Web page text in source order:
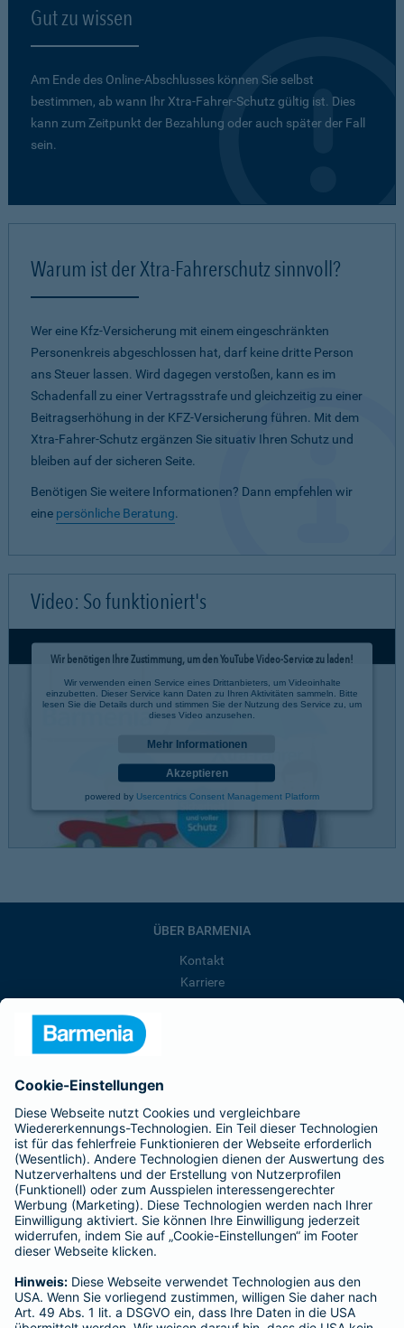
Gut zu wissen
Am Ende des Online-Abschlusses können Sie selbst
bestimmen, ab wann Ihr Xtra-Fahrer-Schutz gültig ist. Dies
kann zum Zeitpunkt der Bezahlung oder auch später der Fall
sein.
Warum ist der Xtra-Fahrerschutz sinnvoll?
Wer eine Kfz-Versicherung mit einem eingeschränkten
Personenkreis abgeschlossen hat, darf keine dritte Person
ans Steuer lassen. Wird dagegen verstoßen, kann es im
Schadenfall zu einer Vertragsstrafe und gleichzeitig zu einer
Beitragserhöhung in der KFZ-Versicherung führen. Mit dem
Xtra-Fahrer-Schutz ergänzen Sie situativ Ihren Schutz und
bleiben auf der sicheren Seite.
Benötigen Sie weitere Informationen? Dann empfehlen wir
eine persönliche Beratung.
Video: So funktioniert's
Wir benötigen Ihre Zustimmung, um den YouTube Video-Service zu laden!
Wir verwenden einen Service eines Drittanbieters, um Videoinhalte
einzubetten. Dieser Service kann Daten zu Ihren Aktivitäten sammeln. Bitte
lesen Sie die Details durch und stimmen Sie der Nutzung des Service zu, um
dieses Video anzusehen.
Mehr Informationen
Akzeptieren
powered by Usercentrics Consent Management Platform
ÜBER BARMENIA
Kontakt
Karriere
Barmenia ist Teil der BarmeniaGothaer
BELIEBTE SEITEN
Kranken-Zusatzversicherung
Tierversicherungen
Haftpflichtversicherung
Hausratversicherung
Adresse ändern
Schaden melden